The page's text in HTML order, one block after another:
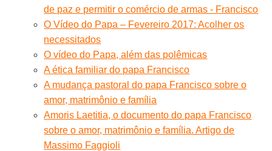
de paz e permitir o comércio de armas - Francisco
O Vídeo do Papa – Fevereiro 2017: Acolher os
necessitados
O vídeo do Papa, além das polêmicas
A ética familiar do papa Francisco
A mudança pastoral do papa Francisco sobre o
amor, matrimônio e família
Amoris Laetitia, o documento do papa Francisco
sobre o amor, matrimônio e família. Artigo de
Massimo Faggioli